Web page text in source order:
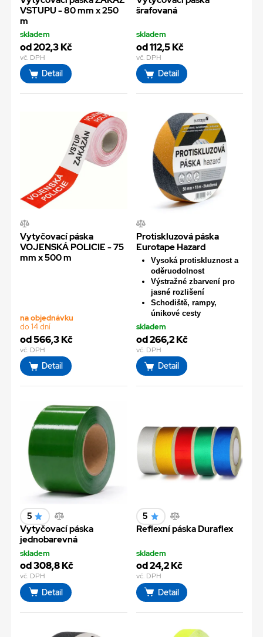
VSTUPU - 80 mm x 250
m
skladem
od 202,3 Kč
vč. DPH
Detail
šrafovaná
skladem
od 112,5 Kč
vč. DPH
Detail
Vytyčovací páska
VOJENSKÁ POLICIE - 75
mm x 500 m
na objednávku
do 14 dní
od 566,3 Kč
vč. DPH
Detail
Protiskluzová páska
Eurotape Hazard
Vysoká protiskluznost a
oděruodolnost
Výstražné zbarvení pro
jasné rozlišení
Schodiště, rampy,
únikové cesty
skladem
od 266,2 Kč
vč. DPH
Detail
5
Vytyčovací páska
jednobarevná
skladem
od 308,8 Kč
vč. DPH
Detail
5
Reflexní páska Duraflex
skladem
od 24,2 Kč
vč. DPH
Detail